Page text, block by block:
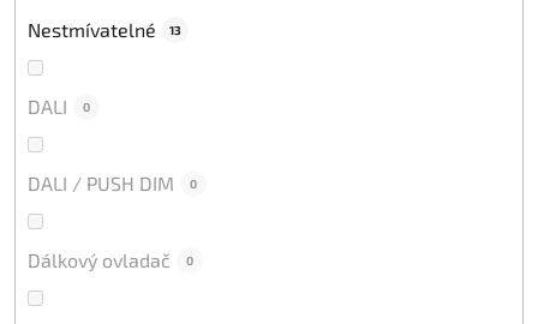
Nestmívatelné 13
DALI 0
DALI / PUSH DIM 0
Dálkový ovladač 0